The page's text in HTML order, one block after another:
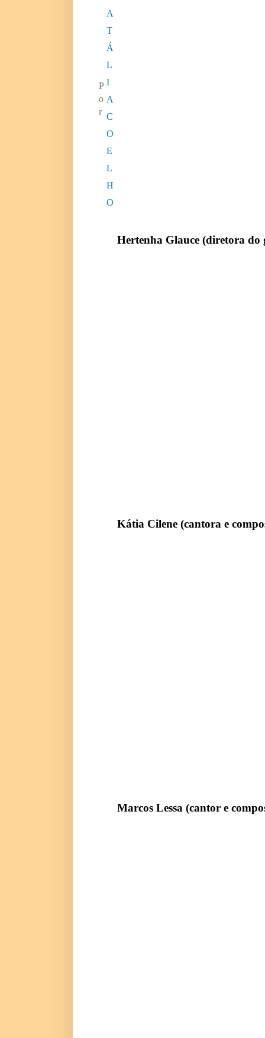
P
o
r
A
T
Á
L
I
A
C
O
E
L
H
O
Hertenha Glauce (diretora
Kátia Cilene (cantora e
Marcos Lessa (cantor e